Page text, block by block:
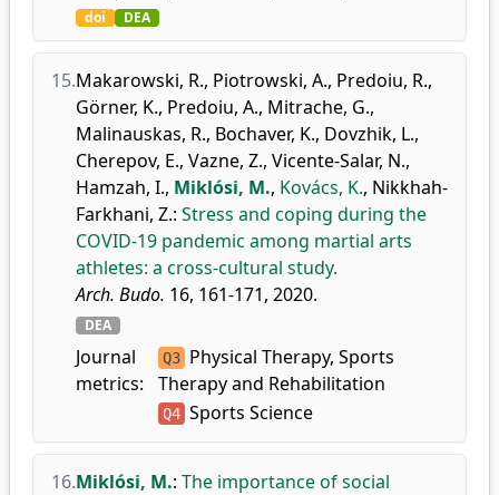
doi DEA
15.Makarowski, R., Piotrowski, A., Predoiu, R.,
Görner, K., Predoiu, A., Mitrache, G.,
Malinauskas, R., Bochaver, K., Dovzhik, L.,
Cherepov, E., Vazne, Z., Vicente-Salar, N.,
Hamzah, I., Miklósi, M., Kovács, K., Nikkhah-
Farkhani, Z.: Stress and coping during the
COVID-19 pandemic among martial arts
athletes: a cross-cultural study.
Arch. Budo. 16, 161-171, 2020.
DEA
Journal
metrics:
Q3 Physical Therapy, Sports
Therapy and Rehabilitation
Q4 Sports Science
16.Miklósi, M.: The importance of social